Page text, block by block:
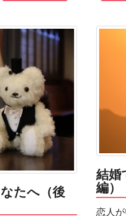
たへ（後
結婚
編）
恋人